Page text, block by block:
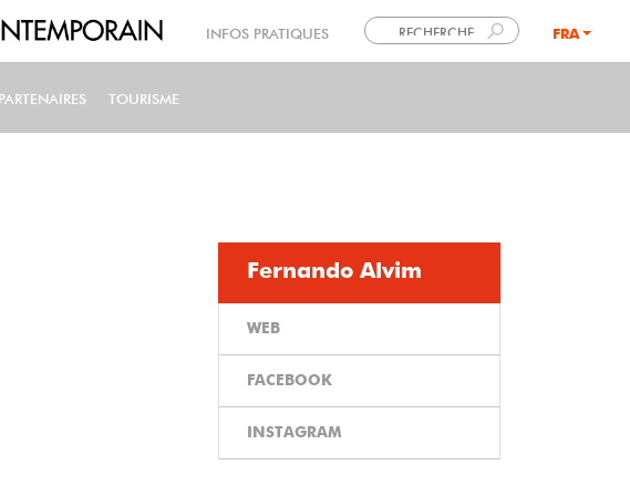
INFOS PRATIQUES FRA
PARTENAIRES TOURISME
Fernando Alvim
WEB
FACEBOOK
INSTAGRAM